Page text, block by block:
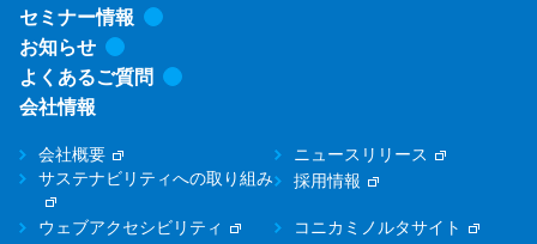
セミナー情報
お知らせ
よくあるご質問
会社情報
会社概要
ニュースリリース
サステナビリティへの取り組み
採用情報
ウェブアクセシビリティ コニカミノルタサイト